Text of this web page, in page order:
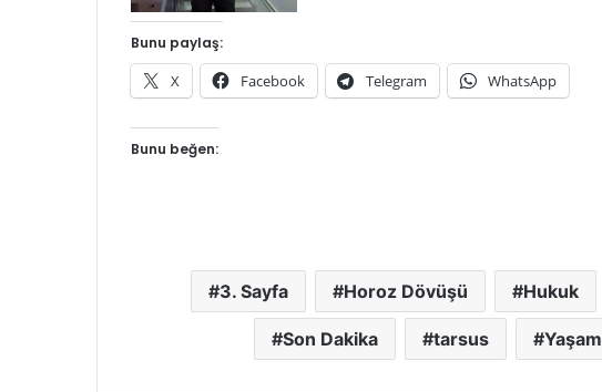
Bunu paylaş:
X Facebook Telegram WhatsApp
Bunu beğen:
3. Sayfa Horoz Dövüşü Hukuk
Son Dakika tarsus Yaşam